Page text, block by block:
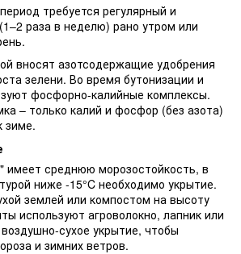
требуется регулярный и
раза в неделю) рано утром или
вносят азотсодержащие удобрения
зелени. Во время бутонизации и
фосфорно-калийные комплексы.
– только калий и фосфор (без азота)
зиме.
имеет среднюю морозостойкость, в
ниже -15°C необходимо укрытие.
землей или компостом на высоту
используют агроволокно, лапник или
сухое укрытие, чтобы
и зимних ветров.